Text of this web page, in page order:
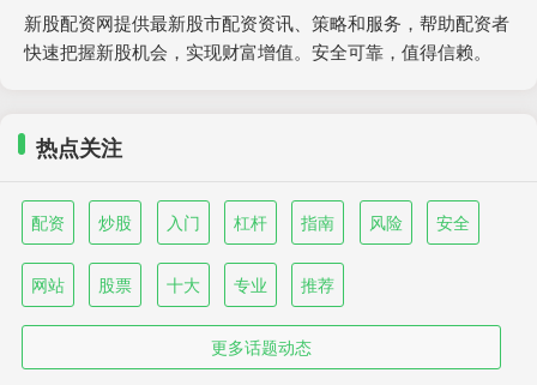
新股配资网提供最新股市配资资讯、策略和服务，帮助配资者
快速把握新股机会，实现财富增值。安全可靠，值得信赖。
热点关注
配资 炒股 入门 杠杆 指南 风险 安全
网站 股票 十大 专业 推荐
更多话题动态